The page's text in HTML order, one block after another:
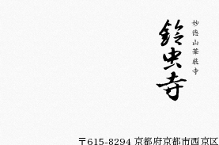
〒615-8294 京都府京都市西京